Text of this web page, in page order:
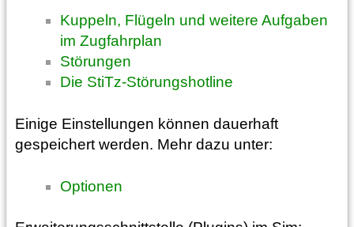
Kuppeln, Flügeln und weitere Aufgaben
im Zugfahrplan
Störungen
Die StiTz-Störungshotline
Einige Einstellungen können dauerhaft
gespeichert werden. Mehr dazu unter:
Optionen